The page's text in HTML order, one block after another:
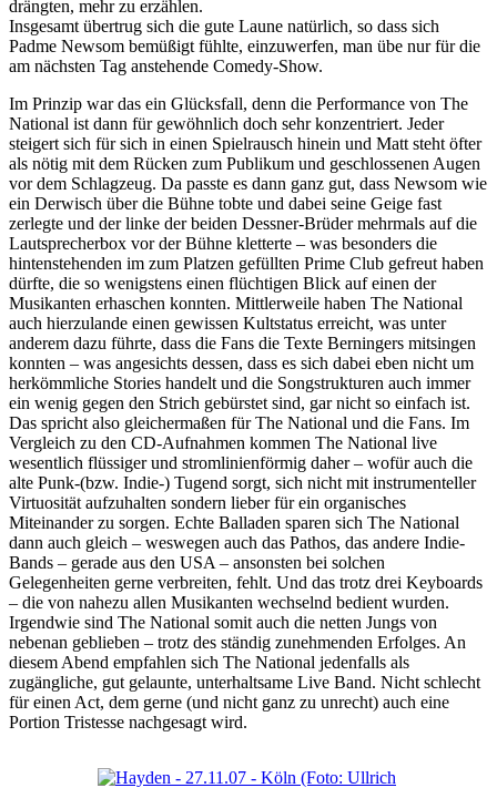
drängten, mehr zu erzählen.
Insgesamt übertrug sich die gute Laune natürlich, so dass sich
Padme Newsom bemüßigt fühlte, einzuwerfen, man übe nur für die
am nächsten Tag anstehende Comedy-Show.
Im Prinzip war das ein Glücksfall, denn die Performance von The
National ist dann für gewöhnlich doch sehr konzentriert. Jeder
steigert sich für sich in einen Spielrausch hinein und Matt steht öfter
als nötig mit dem Rücken zum Publikum und geschlossenen Augen
vor dem Schlagzeug. Da passte es dann ganz gut, dass Newsom wie
ein Derwisch über die Bühne tobte und dabei seine Geige fast
zerlegte und der linke der beiden Dessner-Brüder mehrmals auf die
Lautsprecherbox vor der Bühne kletterte – was besonders die
hintenstehenden im zum Platzen gefüllten Prime Club gefreut haben
dürfte, die so wenigstens einen flüchtigen Blick auf einen der
Musikanten erhaschen konnten. Mittlerweile haben The National
auch hierzulande einen gewissen Kultstatus erreicht, was unter
anderem dazu führte, dass die Fans die Texte Berningers mitsingen
konnten – was angesichts dessen, dass es sich dabei eben nicht um
herkömmliche Stories handelt und die Songstrukturen auch immer
ein wenig gegen den Strich gebürstet sind, gar nicht so einfach ist.
Das spricht also gleichermaßen für The National und die Fans. Im
Vergleich zu den CD-Aufnahmen kommen The National live
wesentlich flüssiger und stromlinienförmig daher – wofür auch die
alte Punk-(bzw. Indie-) Tugend sorgt, sich nicht mit instrumenteller
Virtuosität aufzuhalten sondern lieber für ein organisches
Miteinander zu sorgen. Echte Balladen sparen sich The National
dann auch gleich – weswegen auch das Pathos, das andere Indie-
Bands – gerade aus den USA – ansonsten bei solchen
Gelegenheiten gerne verbreiten, fehlt. Und das trotz drei Keyboards
– die von nahezu allen Musikanten wechselnd bedient wurden.
Irgendwie sind The National somit auch die netten Jungs von
nebenan geblieben – trotz des ständig zunehmenden Erfolges. An
diesem Abend empfahlen sich The National jedenfalls als
zugängliche, gut gelaunte, unterhaltsame Live Band. Nicht schlecht
für einen Act, dem gerne (und nicht ganz zu unrecht) auch eine
Portion Tristesse nachgesagt wird.